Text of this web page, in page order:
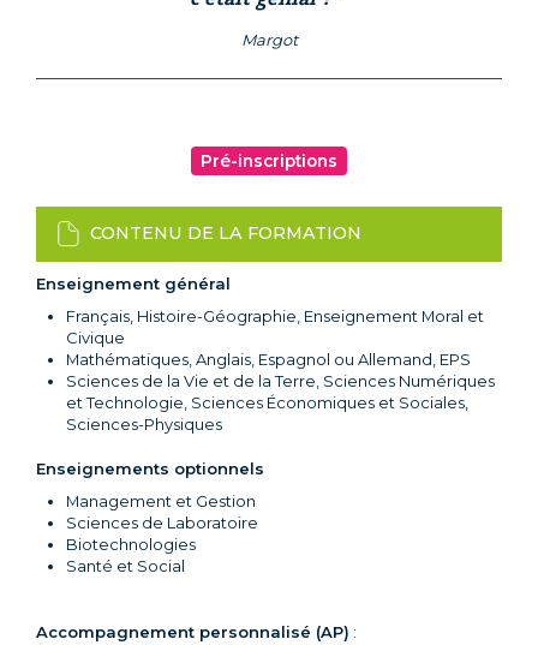
Margot
Pré-inscriptions
CONTENU DE LA FORMATION
Enseignement général
Français, Histoire-Géographie, Enseignement Moral et
Civique
Mathématiques, Anglais, Espagnol ou Allemand, EPS
Sciences de la Vie et de la Terre, Sciences Numériques
et Technologie, Sciences Économiques et Sociales,
Sciences-Physiques
Enseignements optionnels
Management et Gestion
Sciences de Laboratoire
Biotechnologies
Santé et Social
Accompagnement personnalisé (AP) :